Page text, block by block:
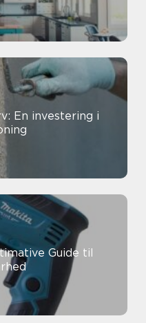
En investering i
Guide til